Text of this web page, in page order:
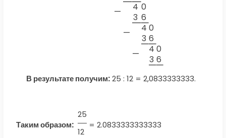
—
4 0
3 6
—
4 0
3 6
—
4 0
3 6
В результате получим:25 : 12 = 2,0833333333.
Таким образом:
25
12
= 2.0833333333333